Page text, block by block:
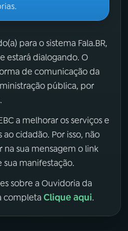
para o sistema Fala.BR,
estará dialogando. O
de comunicação da
pública, por
a melhorar os serviços e
cidadão. Por isso, não
na sua mensagem o link
manifestação.
sobre a Ouvidoria da
completa Clique aqui.